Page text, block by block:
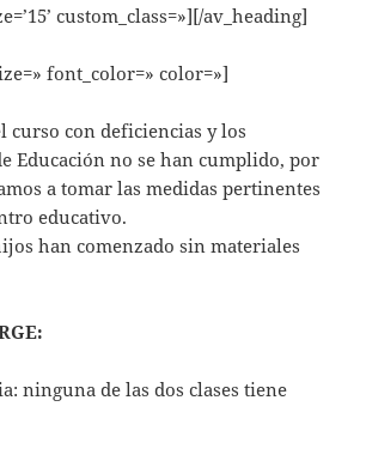
custom_class=»][/av_heading]
font_color=» color=»]
curso con deficiencias y los
Educación no se han cumplido, por
a tomar las medidas pertinentes
educativo.
han comenzado sin materiales
ninguna de las dos clases tiene